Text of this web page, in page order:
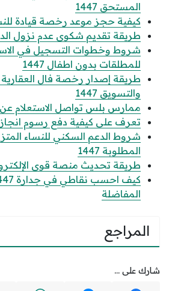
المستحق 1447
كيفية حجز موعد رخصة قيادة
طريقة تقديم شكوى عدم نزول الدعم
شروط وخطوات التسجيل في
للمطلقات بدون اطفال 1447
طريقة إصدار رخصة فال
والتسويق 1447
ممارس بلس تواصل الاستعلام عن
تعرف على كيفية دفع رسوم انجاز
شروط الدعم السكني للنساء
المطلوبة 1447
طريقة تحديث منصة قوى الإلكترونية
المفاضلة
المراجع
شارك على ...